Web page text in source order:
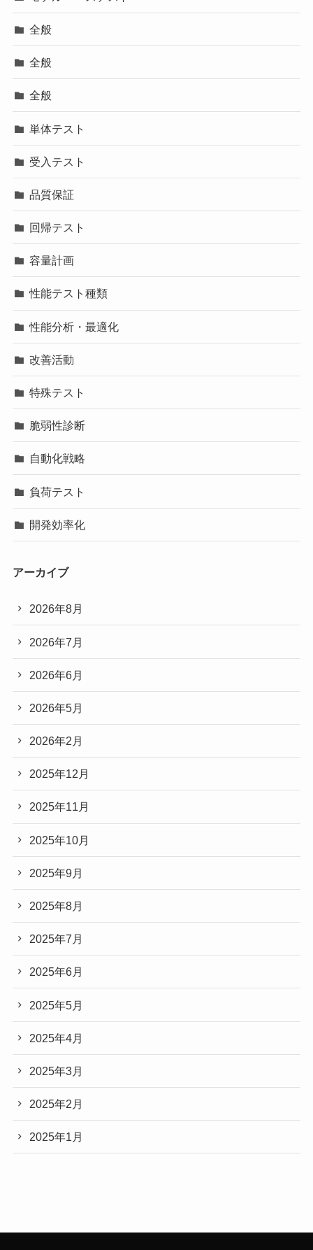
全般
全般
全般
単体テスト
受入テスト
品質保証
回帰テスト
容量計画
性能テスト種類
性能分析・最適化
改善活動
特殊テスト
脆弱性診断
自動化戦略
負荷テスト
開発効率化
アーカイブ
2026年8月
2026年7月
2026年6月
2026年5月
2026年2月
2025年12月
2025年11月
2025年10月
2025年9月
2025年8月
2025年7月
2025年6月
2025年5月
2025年4月
2025年3月
2025年2月
2025年1月